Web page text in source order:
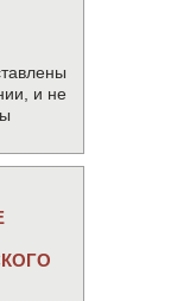
и не